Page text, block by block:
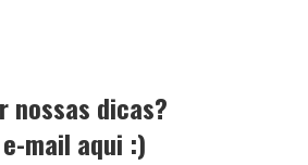
nossas dicas?
mail aqui :)